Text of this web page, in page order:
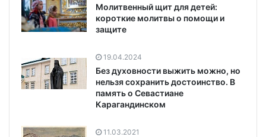
Молитвенный щит для детей:
короткие молитвы о помощи и
защите
19.04.2024
Без духовности выжить можно, но
нельзя сохранить достоинство. В
память о Севастиане
Карагандинском
11.03.2021